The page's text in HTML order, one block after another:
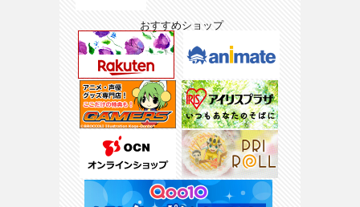
おすすめショップ